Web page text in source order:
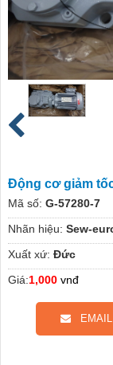
Động cơ giảm
Mã số: G-57280-7
Nhãn hiệu: Sew-
Xuất xứ: Đức
Giá:1,000 vnđ
EMAIL